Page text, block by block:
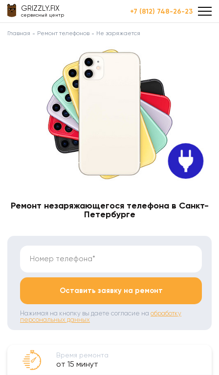
GRIZZLY.FIX
сервисный центр +7 (812) 748-26-23
Главная Ремонт телефонов Не заряжается
Ремонт незаряжающегося телефона в Санкт-
Петербурге
Номер телефона*
Оставить заявку на ремонт
Нажимая на кнопку вы даете согласие на обработку
персональных данных
Время ремонта
от 15 минут